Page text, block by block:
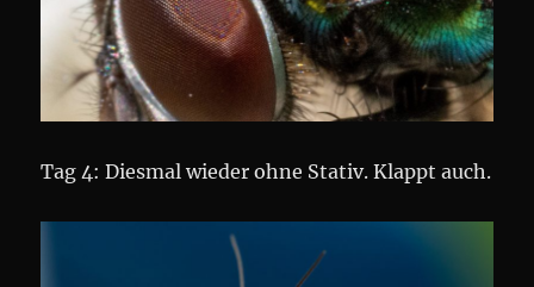
Tag 4: Diesmal wieder ohne Stativ. Klappt auch.